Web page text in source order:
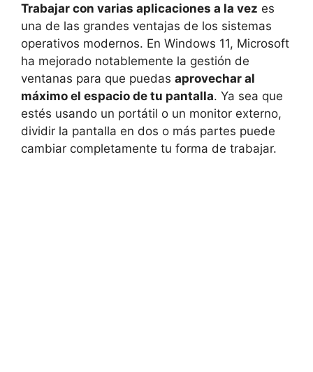
Trabajar con varias aplicaciones a la vez es
una de las grandes ventajas de los sistemas
operativos modernos. En Windows 11, Microsoft
ha mejorado notablemente la gestión de
ventanas para que puedas aprovechar al
máximo el espacio de tu pantalla. Ya sea que
estés usando un portátil o un monitor externo,
dividir la pantalla en dos o más partes puede
cambiar completamente tu forma de trabajar.